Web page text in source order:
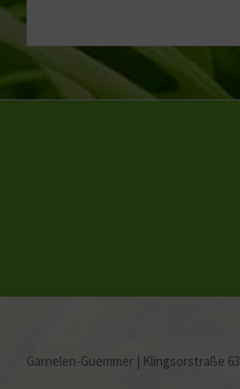
Garnelen-Guemmer | Klingsorstraße